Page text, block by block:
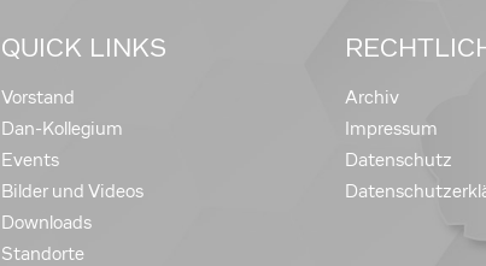
QUICK LINKS
Vorstand
Dan-Kollegium
Events
Bilder und Videos
Downloads
Standorte
Archiv
Impressum
Datenschutz